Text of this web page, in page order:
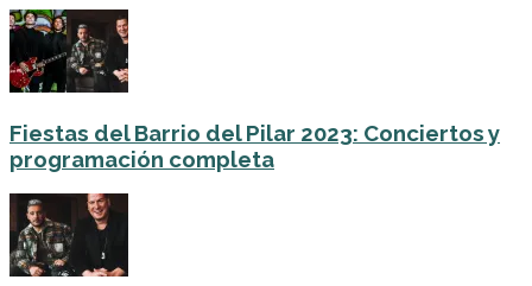
Fiestas del Barrio del Pilar 2023: Conciertos y
programación completa